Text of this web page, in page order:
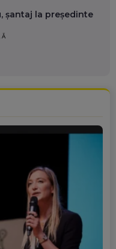
șantaj la președinte